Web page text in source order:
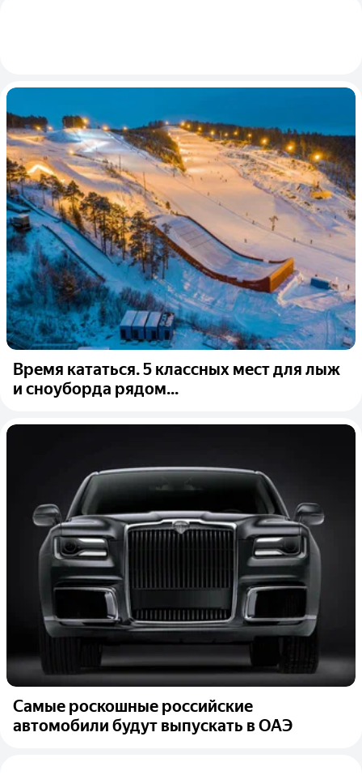
Время кататься. 5 классных мест для лыж
и сноуборда рядом...
Самые роскошные российские
автомобили будут выпускать в ОАЭ